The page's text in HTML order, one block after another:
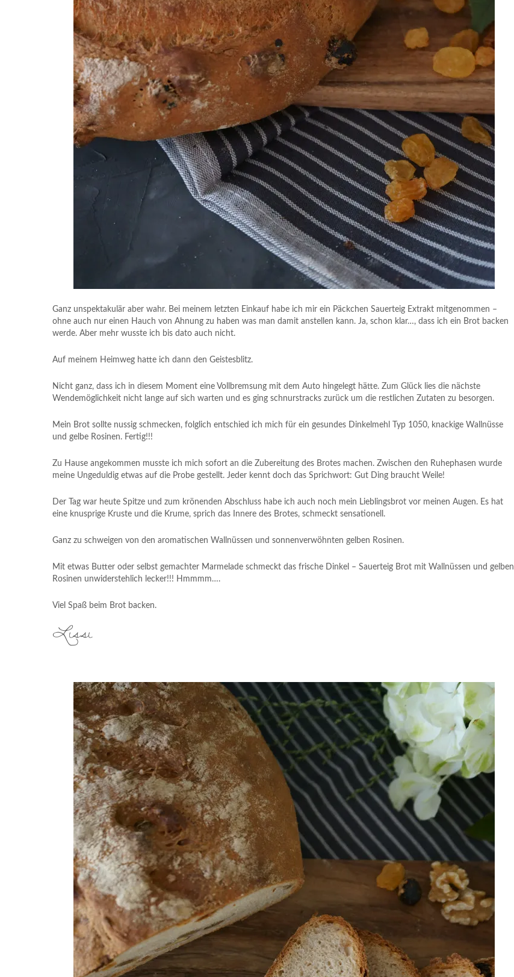
Ganz unspektakulär aber wahr. Bei meinem letzten Einkauf habe ich mir ein Päckchen Sauerteig Extrakt mitgenommen –
ohne auch nur einen Hauch von Ahnung zu haben was man damit anstellen kann. Ja, schon klar…, dass ich ein Brot backen
werde. Aber mehr wusste ich bis dato auch nicht.
Auf meinem Heimweg hatte ich dann den Geistesblitz.
Nicht ganz, dass ich in diesem Moment eine Vollbremsung mit dem Auto hingelegt hätte. Zum Glück lies die nächste
Wendemöglichkeit nicht lange auf sich warten und es ging schnurstracks zurück um die restlichen Zutaten zu besorgen.
Mein Brot sollte nussig schmecken, folglich entschied ich mich für ein gesundes Dinkelmehl Typ 1050, knackige Wallnüsse
und gelbe Rosinen. Fertig!!!
Zu Hause angekommen musste ich mich sofort an die Zubereitung des Brotes machen. Zwischen den Ruhephasen wurde
meine Ungeduldig etwas auf die Probe gestellt. Jeder kennt doch das Sprichwort: Gut Ding braucht Weile!
Der Tag war heute Spitze und zum krönenden Abschluss habe ich auch noch mein Lieblingsbrot vor meinen Augen. Es hat
eine knusprige Kruste und die Krume, sprich das Innere des Brotes, schmeckt sensationell.
Ganz zu schweigen von den aromatischen Wallnüssen und sonnenverwöhnten gelben Rosinen.
Mit etwas Butter oder selbst gemachter Marmelade schmeckt das frische Dinkel – Sauerteig Brot mit Wallnüssen und gelben
Rosinen unwiderstehlich lecker!!! Hmmmm….
Viel Spaß beim Brot backen.
Lissi